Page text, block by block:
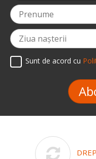
Sunt de acord cu